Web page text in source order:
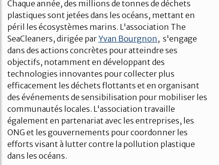
Chaque année, des millions de tonnes de déchets
plastiques sont jetées dans les océans, mettant en
péril les écosystèmes marins. L'association The
SeaCleaners, dirigée par Yvan Bourgnon , s'engage
dans des actions concrètes pour atteindre ses
objectifs, notamment en développant des
technologies innovantes pour collecter plus
efficacement les déchets flottants et en organisant
des événements de sensibilisation pour mobiliser les
communautés locales. L'association travaille
également en partenariat avec les entreprises, les
ONG et les gouvernements pour coordonner les
efforts visant à lutter contre la pollution plastique
dans les océans.